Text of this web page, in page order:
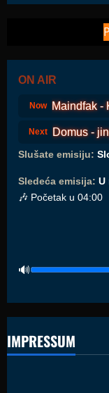
ON AIR
Now Maindfak -
Next Domus -
Slušate emisiju:
Sledeća emisija: U
🎶 Početak u 04:00
IMPRESSUM